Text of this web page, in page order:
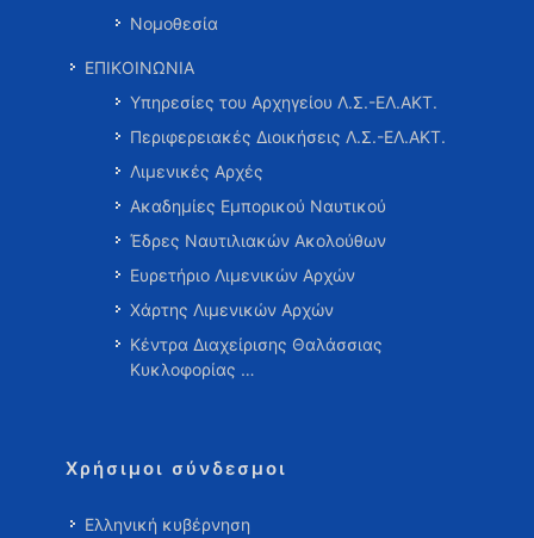
Νομοθεσία
ΕΠΙΚΟΙΝΩΝΙΑ
Υπηρεσίες του Αρχηγείου Λ.Σ.-ΕΛ.ΑΚΤ.
Περιφερειακές Διοικήσεις Λ.Σ.-ΕΛ.ΑΚΤ.
Λιμενικές Αρχές
Ακαδημίες Εμπορικού Ναυτικού
Έδρες Ναυτιλιακών Ακολούθων
Ευρετήριο Λιμενικών Αρχών
Χάρτης Λιμενικών Αρχών
Κέντρα Διαχείρισης Θαλάσσιας
Κυκλοφορίας …
Χρήσιμοι σύνδεσμοι
Ελληνική κυβέρνηση